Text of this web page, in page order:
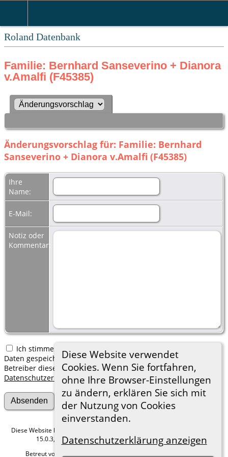
Roland Datenbank
Diese Website verwendet
Cookies. Wenn Sie fortfahren,
ohne Ihre Browser-Einstellungen
zu ändern, erklären Sie sich mit
der Nutzung von Cookies
einverstanden.
Datenschutzerklärung anzeigen
Familie: Bernhard Sanseverino + Dianora
v.Amalfi (F45385)
Änderungsvorschlag für: Familie: Bernhard
Sanseverino + Dianora v.Amalfi (F45385)
Ihre
Name:
E-Mail:
Notiz oder
Kommentar:
Ich stimme zu, dass meine hier erfassten persönlichen
Daten gespeichert werden. Ich verstehe, dass ich jederzeit den
Betreiber dieser Website bitten kann, diese Daten zu löschen.
Datenschutzerklärung
Diese Website läuft mit
15.0.3, programmiert von Darrin Lythgoe © 2001-2026.
Betreut von